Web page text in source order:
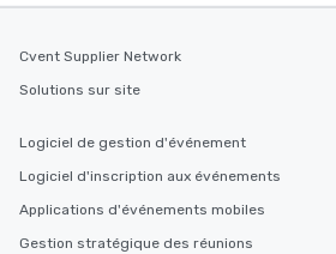
Cvent Supplier Network
Solutions sur site
Logiciel de gestion d'événement
Logiciel d'inscription aux événements
Applications d'événements mobiles
Gestion stratégique des réunions